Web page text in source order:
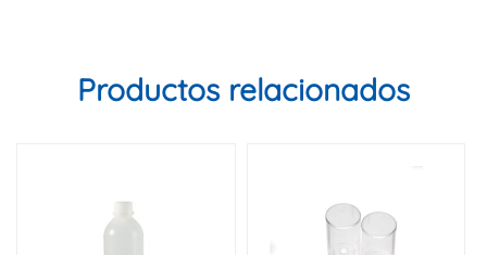
Productos relacionados